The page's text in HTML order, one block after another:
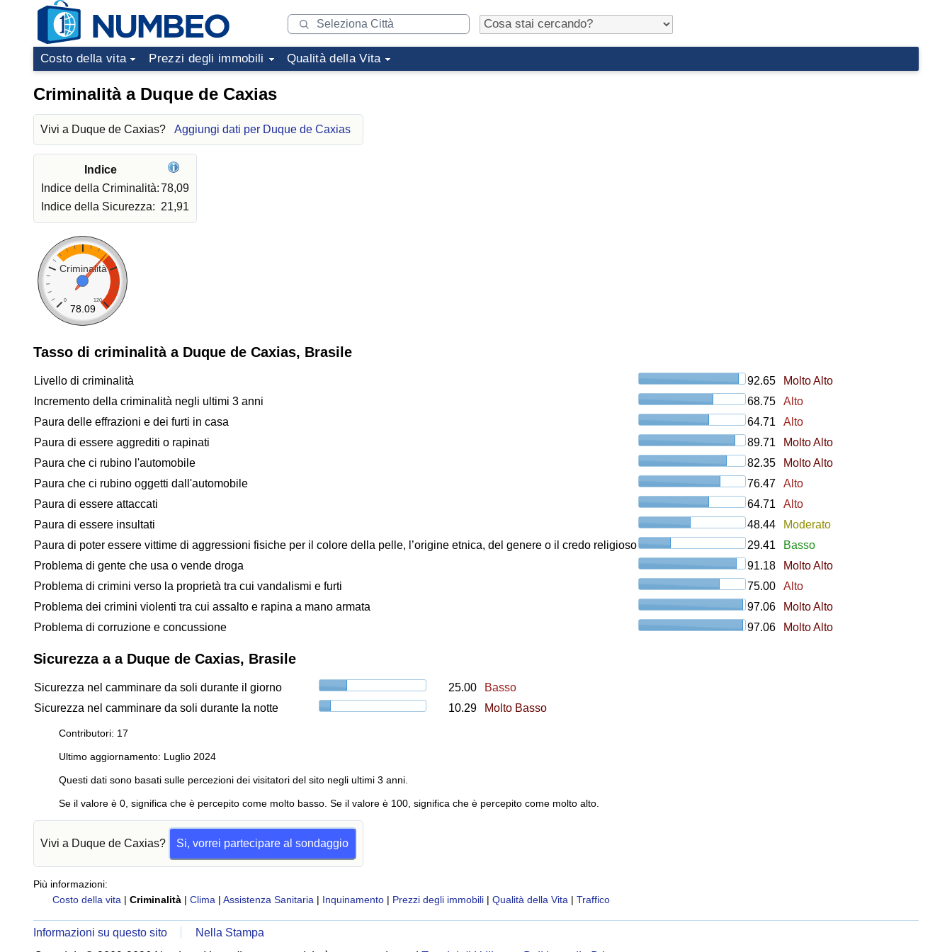
Costo della vita Prezzi degli immobili Qualità della Vita
Criminalità a Duque de Caxias
Vivi a Duque de Caxias? Aggiungi dati per Duque de Caxias
Indice
Indice della Criminalità:78,09
Indice della Sicurezza: 21,91
Criminalità
0 120
78.09
Tasso di criminalità a Duque de Caxias, Brasile
Livello di criminalità 92.65
Molto Alto
Incremento della criminalità negli ultimi 3 anni
68.75
Alto
Paura delle effrazioni e dei furti in casa
64.71
Alto
Paura di essere aggrediti o rapinati
89.71
Molto Alto
Paura che ci rubino l'automobile
82.35
Molto Alto
Paura che ci rubino oggetti dall'automobile
76.47
Alto
Paura di essere attaccati
64.71
Alto
Paura di essere insultati
48.44
Moderato
Paura di poter essere vittime di aggressioni fisiche per il colore della pelle, l’origine etnica, del genere o il credo religioso
29.41
Basso
Problema di gente che usa o vende droga
91.18
Molto Alto
Problema di crimini verso la proprietà tra cui vandalismi e furti
75.00
Alto
Problema dei crimini violenti tra cui assalto e rapina a mano armata
97.06
Molto Alto
Problema di corruzione e concussione
97.06 Molto Alto
Sicurezza a a Duque de Caxias, Brasile
Sicurezza nel camminare da soli durante il giorno 25.00
Basso
Sicurezza nel camminare da soli durante la notte
10.29 Molto Basso
Contributori: 17
Ultimo aggiornamento: Luglio 2024
Questi dati sono basati sulle percezioni dei visitatori del sito negli ultimi 3 anni.
Se il valore è 0, significa che è percepito come molto basso. Se il valore è 100, significa che è percepito come molto alto.
Vivi a Duque de Caxias? Si, vorrei partecipare al sondaggio
Più informazioni:
Costo della vita | Criminalità | Clima | Assistenza Sanitaria | Inquinamento | Prezzi degli immobili | Qualità della Vita | Traffico
Informazioni su questo sito
Nella Stampa